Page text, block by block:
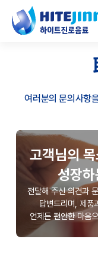
여러분의 문의사항
고객님의
성장
전달해 주신 의견과
답변드리며, 제품
언제든 편안한 마음